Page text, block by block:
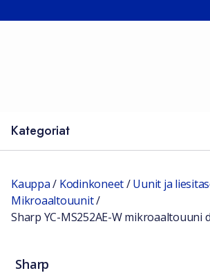
Kategoriat
Kauppa/ Kodinkoneet/Uunit ja
Mikroaaltouunit/
Sharp YC-MS252AE-W mikroaaltouuni
Sharp